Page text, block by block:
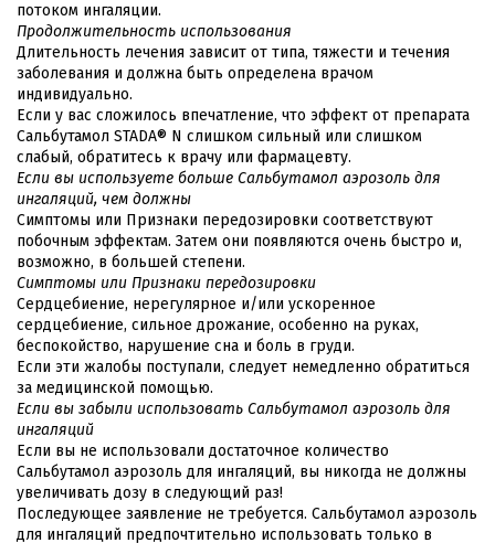
потоком ингаляции.
Продолжительность использования
Длительность лечения зависит от типа, тяжести и течения
заболевания и должна быть определена врачом
индивидуально.
Если у вас сложилось впечатление, что эффект от препарата
Сальбутамол STADA® N слишком сильный или слишком
слабый, обратитесь к врачу или фармацевту.
Если вы используете больше Сальбутамол аэрозоль для
ингаляций, чем должны
Симптомы или Признаки передозировки соответствуют
побочным эффектам. Затем они появляются очень быстро и,
возможно, в большей степени.
Симптомы или Признаки передозировки
Сердцебиение, нерегулярное и/или ускоренное
сердцебиение, сильное дрожание, особенно на руках,
беспокойство, нарушение сна и боль в груди.
Если эти жалобы поступали, следует немедленно обратиться
за медицинской помощью.
Если вы забыли использовать Сальбутамол аэрозоль для
ингаляций
Если вы не использовали достаточное количество
Сальбутамол аэрозоль для ингаляций, вы никогда не должны
увеличивать дозу в следующий раз!
Последующее заявление не требуется. Сальбутамол аэрозоль
для ингаляций предпочтительно использовать только в